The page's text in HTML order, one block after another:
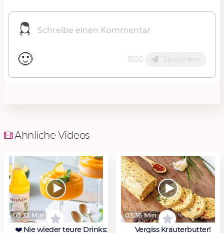
🙂 1500 Speichern
Ähnliche Videos
03:33 Min
❤️ Nie wieder teure Drinks:
03:36 Min
Vergiss Kräuterbutter!